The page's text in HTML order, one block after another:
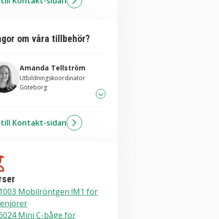
mail till Amanda
om våra tillbehör?
Amanda Tellström
Utbildningskoordinator
Göteborg
mail till Amanda
till Kontakt-sidan
Mobilröntgen !M1 för
Mini C-båge för